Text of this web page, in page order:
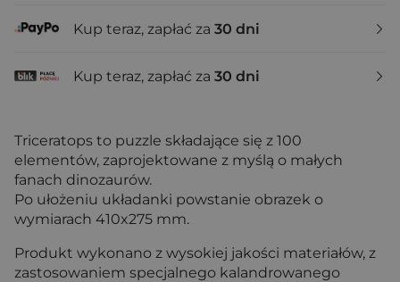
Kup teraz, zapłać za 30 dni
Kup teraz, zapłać za 30 dni
Triceratops to puzzle składające się z 100
elementów, zaprojektowane z myślą o małych
fanach dinozaurów.
Po ułożeniu układanki powstanie obrazek o
wymiarach 410x275 mm.
Produkt wykonano z wysokiej jakości materiałów, z
zastosowaniem specjalnego kalandrowanego